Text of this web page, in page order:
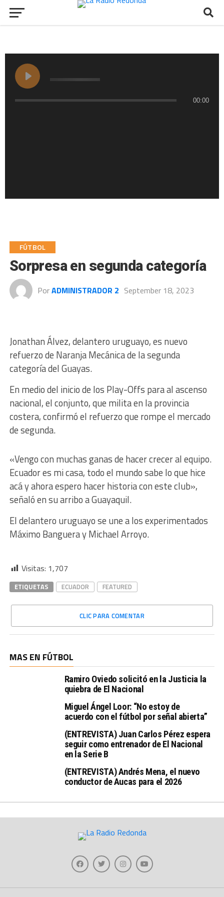
00:00
FÚTBOL
Sorpresa en segunda categoría
PorADMINISTRADOR 2 September 18, 2023
Jonathan Álvez, delantero uruguayo, es nuevo
refuerzo de Naranja Mecánica de la segunda
categoría del Guayas.
En medio del inicio de los Play-Offs para al ascenso
nacional, el conjunto, que milita en la provincia
costera, confirmó el refuerzo que rompe el mercado
de segunda.
«Vengo con muchas ganas de hacer crecer al equipo.
Ecuador es mi casa, todo el mundo sabe lo que hice
acá y ahora espero hacer historia con este club»,
señaló en su arribo a Guayaquil.
El delantero uruguayo se une a los experimentados
Máximo Banguera y Michael Arroyo.
Visitas: 1,707
ETIQUETAS ECUADOR FEATURED
CLIC PARA COMENTAR
MAS EN FÚTBOL
Ramiro Oviedo solicitó en la Justicia la
quiebra de El Nacional
Miguel Ángel Loor: “No estoy de
acuerdo con el fútbol por señal abierta”
(ENTREVISTA) Juan Carlos Pérez espera
seguir como entrenador de El Nacional
en la Serie B
(ENTREVISTA) Andrés Mena, el nuevo
conductor de Aucas para el 2026